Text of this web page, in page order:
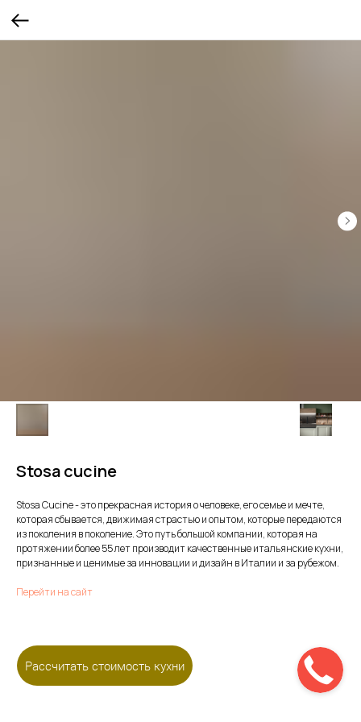
Stosa cucine
Stosa Cucine - это прекрасная история о человеке, его семье и мечте,
которая сбывается, движимая страстью и опытом, которые передаются
из поколения в поколение. Это путь большой компании, которая на
протяжении более 55 лет производит качественные итальянские кухни,
признанные и ценимые за инновации и дизайн в Италии и за рубежом.
Перейти на сайт
Рассчитать стоимость кухни